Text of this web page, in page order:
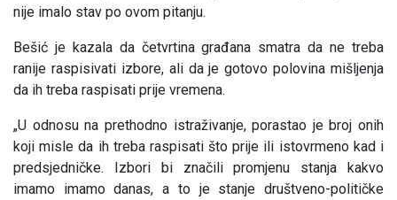
nije imalo stav po ovom pitanju.
Bešić je kazala da četvrtina građana smatra da ne treba
ranije raspisivati izbore, ali da je gotovo polovina mišljenja
da ih treba raspisati prije vremena.
„U odnosu na prethodno istraživanje, porastao je broj onih
koji misle da ih treba raspisati što prije ili istovrmeno kad i
predsjedničke. Izbori bi značili promjenu stanja kakvo
imamo imamo danas, a to je stanje društveno-političke